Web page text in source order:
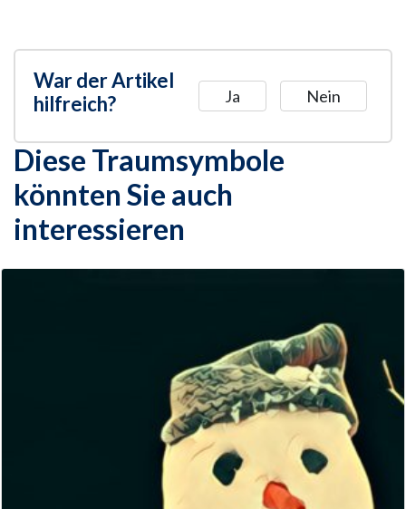
War der Artikel
hilfreich?
Ja Nein
Diese Traumsymbole
könnten Sie auch
interessieren